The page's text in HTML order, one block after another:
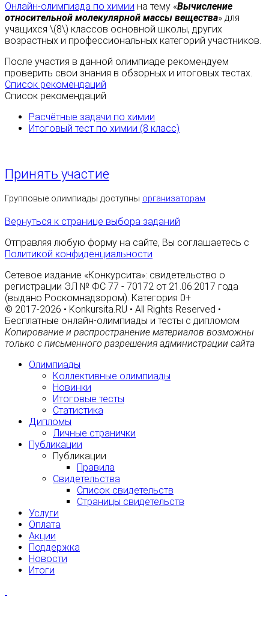
Онлайн-олимпиада по химии на тему «Вычисление
относительной молекулярной массы вещества» для
учащихся \(8\) классов основной школы, других
возрастных и профессиональных категорий участников.
После участия в данной олимпиаде рекомендуем
проверить свои знания в обзорных и итоговых тестах.
Список рекомендаций
Список рекомендаций
Расчётные задачи по химии
Итоговый тест по химии (8 класс)
Принять участие
Групповые олимпиады доступны организаторам
Вернуться к странице выбора заданий
Отправляя любую форму на сайте, Вы соглашаетесь с
Политикой конфиденциальности
Сетевое издание «Конкурсита»: свидетельство о
регистрации ЭЛ № ФС 77 - 70172 от 21.06.2017 года
(выдано Роскомнадзором). Категория 0+
© 2017-2026 • Konkursita.RU • All Rights Reserved •
Бесплатные онлайн-олимпиады и тесты с дипломом
Копирование и распространение материалов возможны
только с письменного разрешения администрации сайта
Олимпиады
Коллективные олимпиады
Новинки
Итоговые тесты
Статистика
Дипломы
Личные странички
Публикации
Публикации
Правила
Свидетельства
Список свидетельств
Страницы свидетельств
Услуги
Оплата
Акции
Поддержка
Новости
Итоги